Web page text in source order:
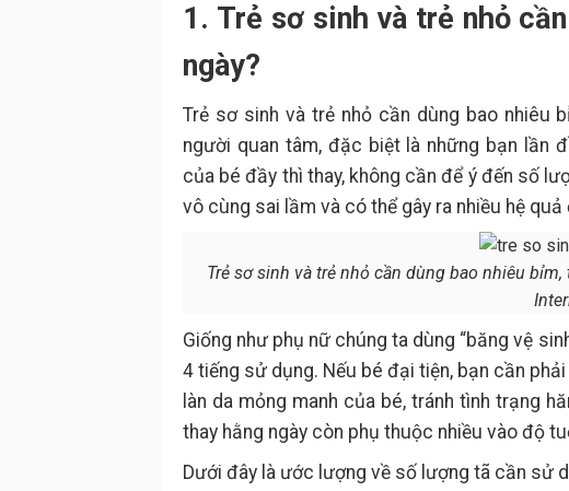
1. Trẻ sơ sinh và trẻ nhỏ
ngày?
Trẻ sơ sinh và trẻ nhỏ cần dùng bao nhiêu
người quan tâm, đặc biệt là những bạn lần
của bé đầy thì thay, không cần để ý đến số
vô cùng sai lầm và có thể gây ra nhiều hệ quả
Trẻ sơ sinh và trẻ nhỏ cần dùng bao nhiêu
Giống như phụ nữ chúng ta dùng “băng vệ
4 tiếng sử dụng. Nếu bé đại tiện, bạn cần
làn da mỏng manh của bé, tránh tình trạng
thay hằng ngày còn phụ thuộc nhiều vào độ
Dưới đây là ước lượng về số lượng tã cần sử